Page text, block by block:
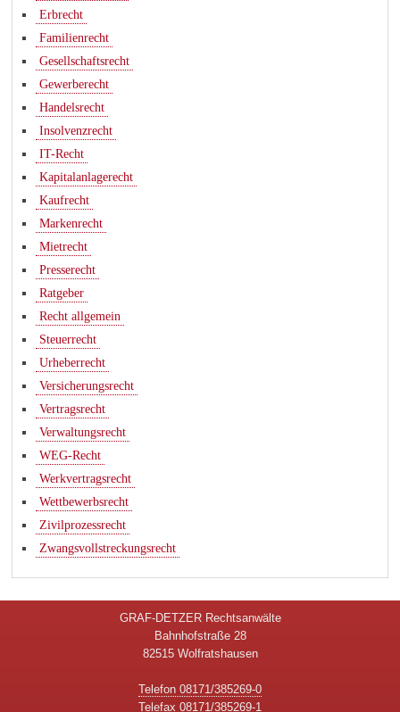
Erbrecht
Familienrecht
Gesellschaftsrecht
Gewerberecht
Handelsrecht
Insolvenzrecht
IT-Recht
Kapitalanlagerecht
Kaufrecht
Markenrecht
Mietrecht
Presserecht
Ratgeber
Recht allgemein
Steuerrecht
Urheberrecht
Versicherungsrecht
Vertragsrecht
Verwaltungsrecht
WEG-Recht
Werkvertragsrecht
Wettbewerbsrecht
Zivilprozessrecht
Zwangsvollstreckungsrecht
GRAF-DETZER Rechtsanwälte
Bahnhofstraße 28
82515 Wolfratshausen
Telefon 08171/385269-0
Telefax 08171/385269-1